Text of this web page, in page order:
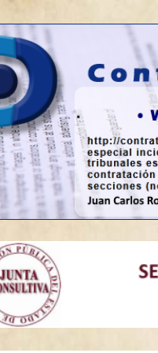
Contrato de
Web sobre contratación pública
Ir
al
contenido